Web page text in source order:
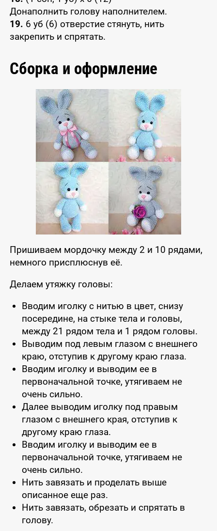
Донаполнить голову наполнителем.
19. 6 уб (6) отверстие стянуть, нить
закрепить и спрятать.
Сборка и оформление
Пришиваем мордочку между 2 и 10 рядами,
немного присплюснув её.
Делаем утяжку головы:
Вводим иголку с нитью в цвет, снизу
посередине, на стыке тела и головы,
между 21 рядом тела и 1 рядом головы.
Выводим под левым глазом с внешнего
краю, отступив к другому краю глаза.
Вводим иголку и выводим ее в
первоначальной точке, утягиваем не
очень сильно.
Далее выводим иголку под правым
глазом с внешнего края, отступив к
другому краю глаза.
Вводим иголку и выводим ее в
первоначальной точке, утягиваем не
очень сильно.
Нить завязать и проделать выше
описанное еще раз.
Нить завязать, обрезать и спрятать в
голову.